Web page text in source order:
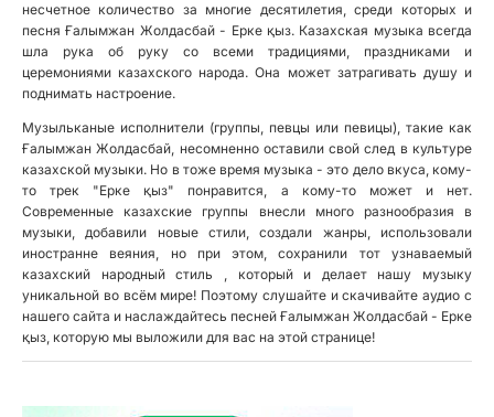
несчетное количество за многие десятилетия, среди которых и
песня Ғалымжан Жолдасбай - Ерке қыз. Казахская музыка всегда
шла рука об руку со всеми традициями, праздниками и
церемониями казахского народа. Она может затрагивать душу и
поднимать настроение.
Музыльканые исполнители (группы, певцы или певицы), такие как
Ғалымжан Жолдасбай, несомненно оставили свой след в культуре
казахской музыки. Но в тоже время музыка - это дело вкуса, кому-
то трек "Ерке қыз" понравится, а кому-то может и нет.
Современные казахские группы внесли много разнообразия в
музыки, добавили новые стили, создали жанры, использовали
иностранне веяния, но при этом, сохранили тот узнаваемый
казахский народный стиль , который и делает нашу музыку
уникальной во всём мире! Поэтому слушайте и скачивайте аудио с
нашего сайта и наслаждайтесь песней Ғалымжан Жолдасбай - Ерке
қыз, которую мы выложили для вас на этой странице!